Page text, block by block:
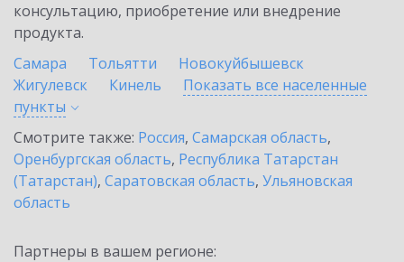
консультацию, приобретение или внедрение
продукта.
Самара
Тольятти
Новокуйбышевск
Жигулевск
Кинель
Показать все населенные
пункты
Смотрите также: Россия, Самарская область,
Оренбургская область, Республика Татарстан
(Татарстан), Саратовская область, Ульяновская
область
Партнеры в вашем регионе: